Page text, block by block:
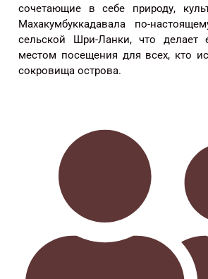
сочетающие в себе природу,
Махакумбуккадавала по-
сельской Шри-Ланки, что делает
местом посещения для всех, кто
сокровища острова.